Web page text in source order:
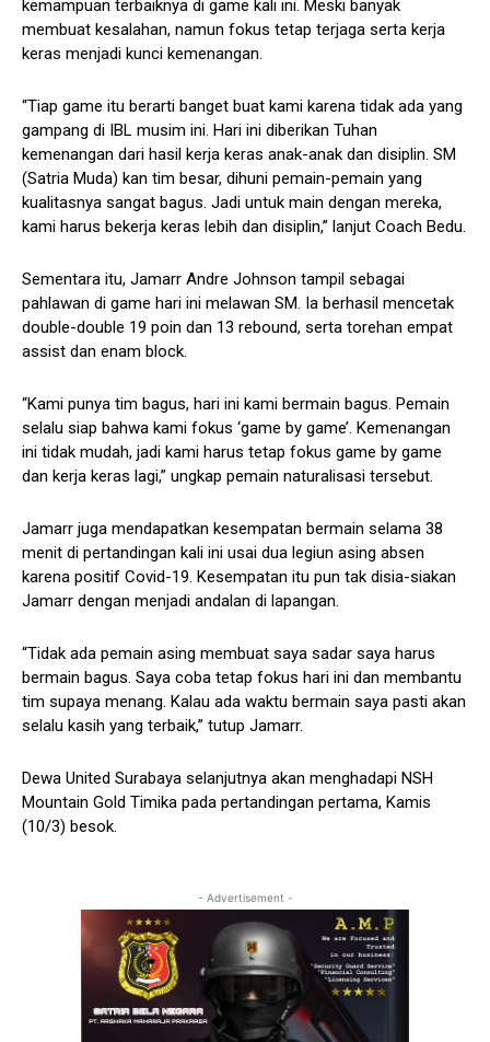
kemampuan terbaiknya di game kali ini. Meski banyak
membuat kesalahan, namun fokus tetap terjaga serta kerja
keras menjadi kunci kemenangan.
“Tiap game itu berarti banget buat kami karena tidak ada yang
gampang di IBL musim ini. Hari ini diberikan Tuhan
kemenangan dari hasil kerja keras anak-anak dan disiplin. SM
(Satria Muda) kan tim besar, dihuni pemain-pemain yang
kualitasnya sangat bagus. Jadi untuk main dengan mereka,
kami harus bekerja keras lebih dan disiplin,” lanjut Coach Bedu.
Sementara itu, Jamarr Andre Johnson tampil sebagai
pahlawan di game hari ini melawan SM. Ia berhasil mencetak
double-double 19 poin dan 13 rebound, serta torehan empat
assist dan enam block.
“Kami punya tim bagus, hari ini kami bermain bagus. Pemain
selalu siap bahwa kami fokus ‘game by game’. Kemenangan
ini tidak mudah, jadi kami harus tetap fokus game by game
dan kerja keras lagi,” ungkap pemain naturalisasi tersebut.
Jamarr juga mendapatkan kesempatan bermain selama 38
menit di pertandingan kali ini usai dua legiun asing absen
karena positif Covid-19. Kesempatan itu pun tak disia-siakan
Jamarr dengan menjadi andalan di lapangan.
“Tidak ada pemain asing membuat saya sadar saya harus
bermain bagus. Saya coba tetap fokus hari ini dan membantu
tim supaya menang. Kalau ada waktu bermain saya pasti akan
selalu kasih yang terbaik,” tutup Jamarr.
Dewa United Surabaya selanjutnya akan menghadapi NSH
Mountain Gold Timika pada pertandingan pertama, Kamis
(10/3) besok.
- Advertisement -